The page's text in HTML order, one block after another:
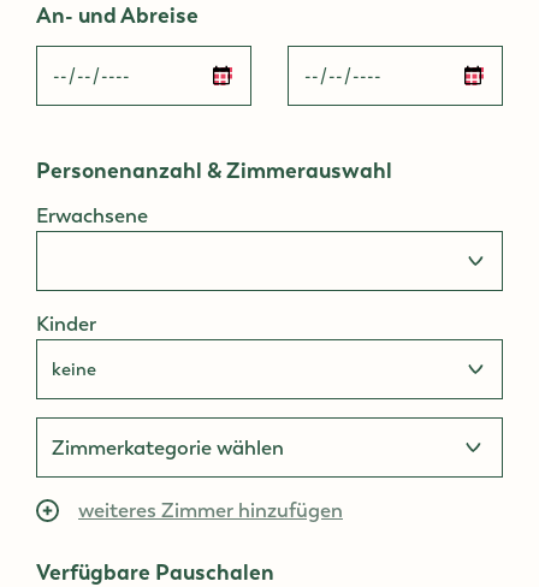
An- und Abreise
Personenanzahl & Zimmerauswahl
Erwachsene
Kinder
weiteres Zimmer hinzufügen
Verfügbare Pauschalen